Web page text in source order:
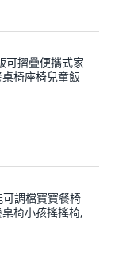
可摺疊便攜式家
椅座椅兒童飯
調檔寶寶餐椅
椅小孩搖搖椅,